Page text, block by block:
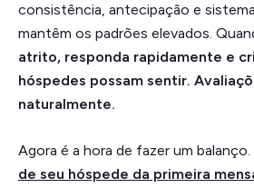
consistência, antecipação e
mantêm os padrões elevados.
atrito, responda rapidamente e
hóspedes possam sentir.
naturalmente.
Agora é a hora de fazer um balanço.
de seu hóspede da primeira